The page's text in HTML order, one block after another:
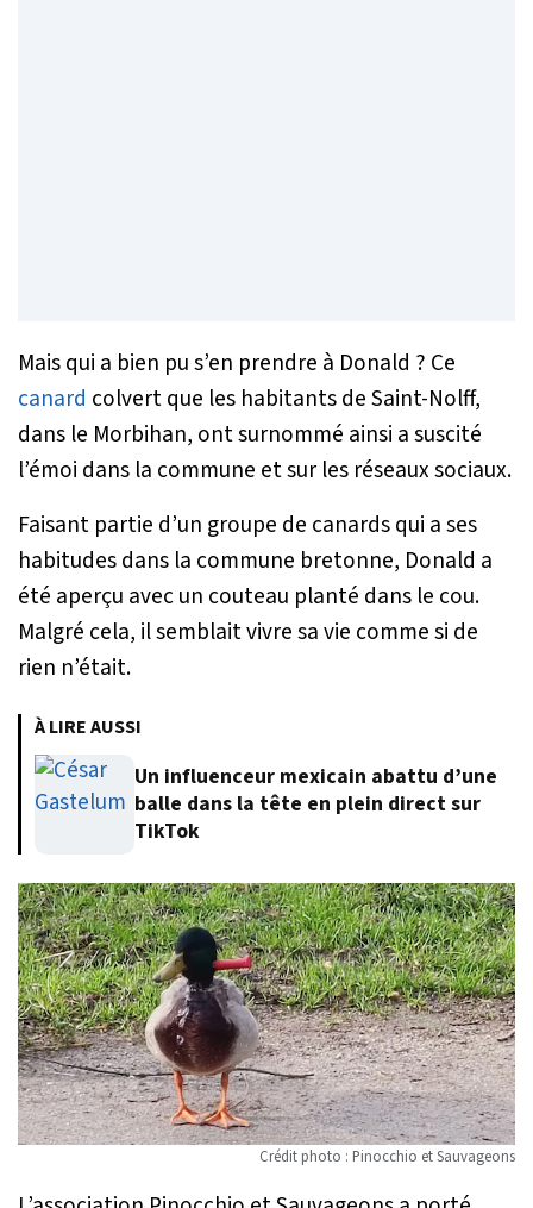
Mais qui a bien pu s’en prendre à Donald ? Ce
canard colvert que les habitants de Saint-Nolff,
dans le Morbihan, ont surnommé ainsi a suscité
l’émoi dans la commune et sur les réseaux sociaux.
Faisant partie d’un groupe de canards qui a ses
habitudes dans la commune bretonne, Donald a
été aperçu avec un couteau planté dans le cou.
Malgré cela, il semblait vivre sa vie comme si de
rien n’était.
À LIRE AUSSI
Un influenceur mexicain abattu d’une
balle dans la tête en plein direct sur
TikTok
Crédit photo : Pinocchio et Sauvageons